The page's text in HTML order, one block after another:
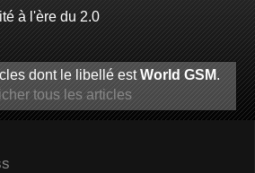
à l'ère du 2.0
dont le libellé estWorld GSM.
tous les articles